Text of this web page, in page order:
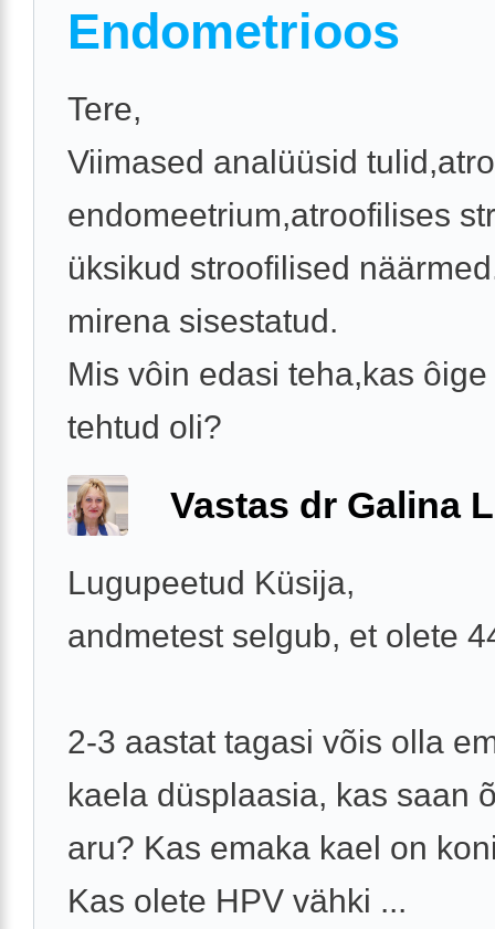
Endometrioos
Tere,
Viimased analüüsid
endomeetrium,atroofilises
üksikud stroofilised
mirena sisestatud.
Mis vôin edasi teha,kas
tehtud oli?
Vastas dr Galina
Lugupeetud Küsija,
andmetest selgub, et olete
2-3 aastat tagasi võis olla
kaela düsplaasia, kas saan
aru? Kas emaka kael on
Kas olete HPV vähki ...